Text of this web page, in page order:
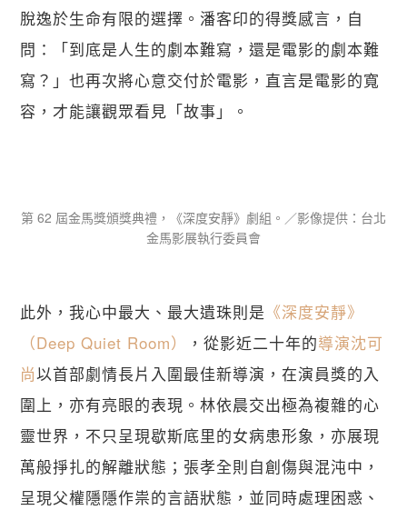
脫逸於生命有限的選擇。潘客印的得獎感言，自
問：「到底是人生的劇本難寫，還是電影的劇本難
寫？」也再次將心意交付於電影，直言是電影的寬
容，才能讓觀眾看見「故事」。
第 62 屆金馬獎頒獎典禮，《深度安靜》劇組。／影像提供：台北
金馬影展執行委員會
此外，我心中最大、最大遺珠則是 《深度安靜》
（Deep Quiet Room）
，從影近二十年的導演沈可
尚以首部劇情長片入圍最佳新導演，在演員獎的入
圍上，亦有亮眼的表現。林依晨交出極為複雜的心
靈世界，不只呈現歇斯底里的女病患形象，亦展現
萬般掙扎的解離狀態；張孝全則自創傷與混沌中，
呈現父權隱隱作祟的言語狀態，並同時處理困惑、